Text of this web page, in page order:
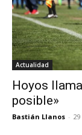
Actualidad
Hoyos
posible»
Bastián Llanos -